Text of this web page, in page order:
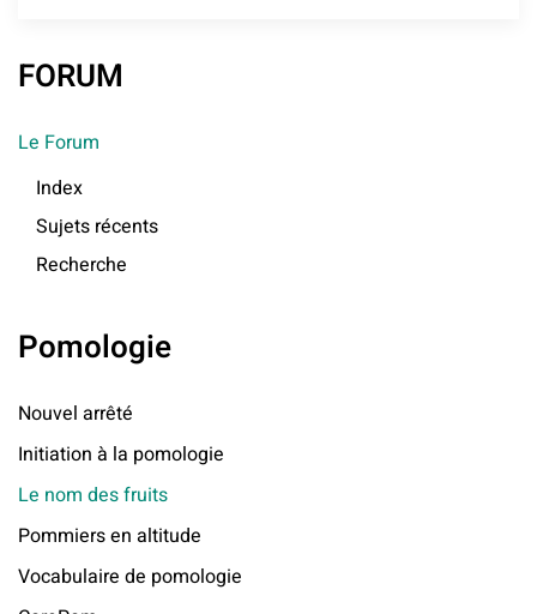
FORUM
Le Forum
Index
Sujets récents
Recherche
Pomologie
Nouvel arrêté
Initiation à la pomologie
Le nom des fruits
Pommiers en altitude
Vocabulaire de pomologie